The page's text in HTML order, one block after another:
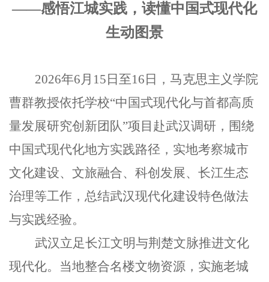
——感悟江城实践，读懂中国式现代化
生动图景
2026年6月15日至16日，马克思主义学院
曹群教授依托学校“中国式现代化与首都高质
量发展研究创新团队”项目赴武汉调研，围绕
中国式现代化地方实践路径，实地考察城市
文化建设、文旅融合、科创发展、长江生态
治理等工作，总结武汉现代化建设特色做法
与实践经验。
武汉立足长江文明与荆楚文脉推进文化
现代化。当地整合名楼文物资源，实施老城